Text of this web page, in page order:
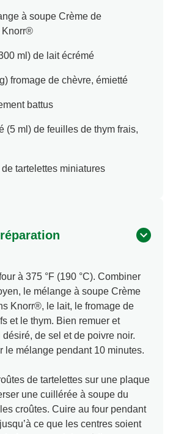
à soupe Crème de
Knorr®
ml) de lait écrémé
fromage de chèvre, émietté
battus
(5 ml) de feuilles de thym frais,
tartelettes miniatures
à 375 °F (190 °C). Combiner
le mélange à soupe Crème
Knorr®, le lait, le fromage de
et le thym. Bien remuer et
de sel et de poivre noir.
le mélange pendant 10 minutes.
de tartelettes sur une plaque
une cuillérée à soupe du
croûtes. Cuire au four pendant
ce que les centres soient